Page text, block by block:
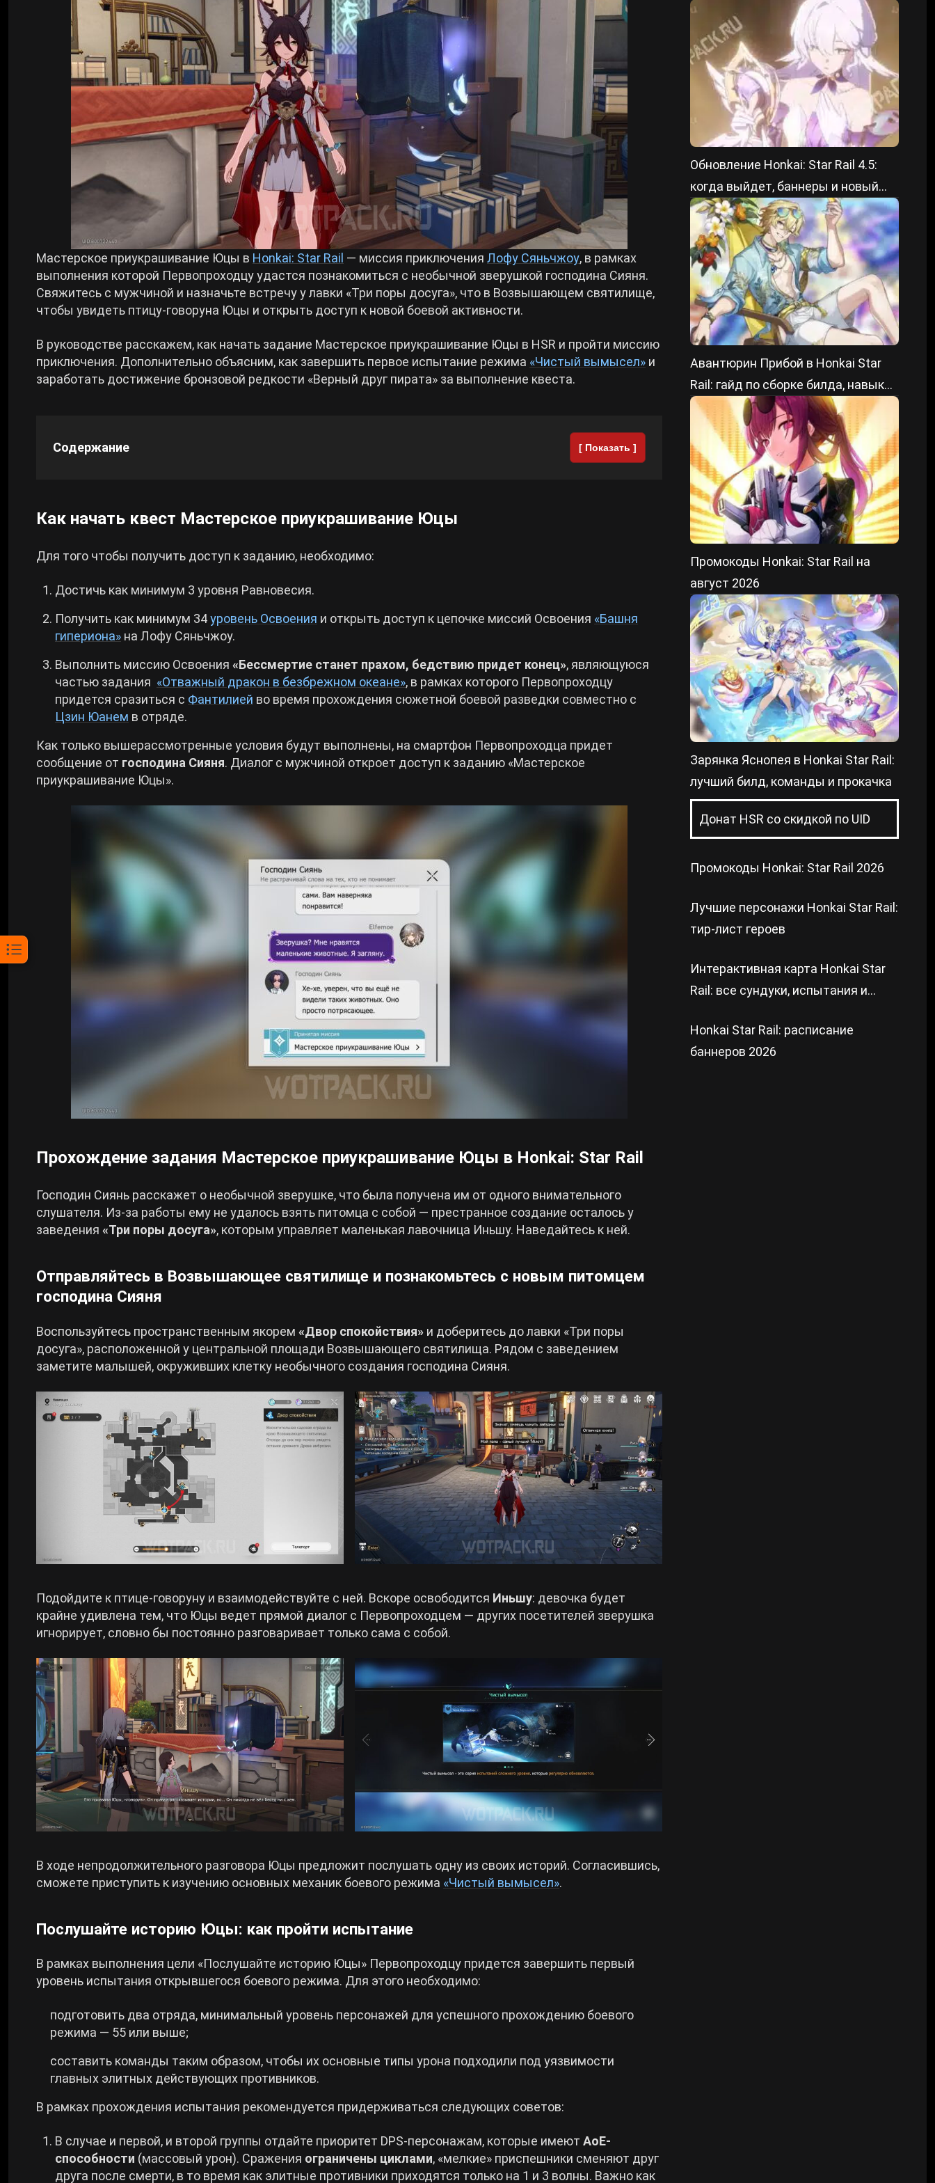
Crimson Desert
Zenless Zone Zero
Kingdom Come: Deliverance 2
Path of Exile 2
Roblox
Hogwarts Legacy
Cyberpunk 2077
Все игры
Билды Arknights: Endfield
Билды Wuthering Waves
Билды Cyberpunk 2077
Мастерское приукрашивание Юцы в Honkai: Star Rail — миссия приключения Лофу Сяньчжоу, в рамках
выполнения которой Первопроходцу удастся познакомиться с необычной зверушкой господина Сияня.
Свяжитесь с мужчиной и назначьте встречу у лавки «Три поры досуга», что в Возвышающем святилище,
чтобы увидеть птицу-говоруна Юцы и открыть доступ к новой боевой активности.
В руководстве расскажем, как начать задание Мастерское приукрашивание Юцы в HSR и пройти миссию
приключения. Дополнительно объясним, как завершить первое испытание режима «Чистый вымысел» и
заработать достижение бронзовой редкости «Верный друг пирата» за выполнение квеста.
Содержание [ Показать ]
Как начать квест Мастерское приукрашивание Юцы
Для того чтобы получить доступ к заданию, необходимо:
Достичь как минимум 3 уровня Равновесия.
Получить как минимум 34уровень Освоения и открыть доступ к цепочке миссий Освоения «Башня
гипериона» на Лофу Сяньчжоу.
Выполнить миссию Освоения «Бессмертие станет прахом, бедствию придет конец», являющуюся
частью задания «Отважный дракон в безбрежном океане», в рамках которого Первопроходцу
придется сразиться с Фантилией во время прохождения сюжетной боевой разведки совместно с
Цзин Юанем в отряде.
Как только вышерассмотренные условия будут выполнены, на смартфон Первопроходца придет
сообщение от господина Сияня. Диалог с мужчиной откроет доступ к заданию «Мастерское
приукрашивание Юцы».
Прохождение задания Мастерское приукрашивание Юцы в Honkai: Star Rail
Господин Сиянь расскажет о необычной зверушке, что была получена им от одного внимательного
слушателя. Из-за работы ему не удалось взять питомца с собой — престранное создание осталось у
заведения «Три поры досуга», которым управляет маленькая лавочница Иньшу. Наведайтесь к ней.
Отправляйтесь в Возвышающее святилище и познакомьтесь с новым питомцем
господина Сияня
Воспользуйтесь пространственным якорем «Двор спокойствия» и доберитесь до лавки «Три поры
досуга», расположенной у центральной площади Возвышающего святилища. Рядом с заведением
заметите малышей, окруживших клетку необычного создания господина Сияня.
Подойдите к птице-говоруну и взаимодействуйте с ней. Вскоре освободится Иньшу: девочка будет
крайне удивлена тем, что Юцы ведет прямой диалог с Первопроходцем — других посетителей зверушка
игнорирует, словно бы постоянно разговаривает только сама с собой.
В ходе непродолжительного разговора Юцы предложит послушать одну из своих историй. Согласившись,
сможете приступить к изучению основных механик боевого режима «Чистый вымысел».
Послушайте историю Юцы: как пройти испытание
В рамках выполнения цели «Послушайте историю Юцы» Первопроходцу придется завершить первый
уровень испытания открывшегося боевого режима. Для этого необходимо:
подготовить два отряда, минимальный уровень персонажей для успешного прохождению боевого
режима — 55 или выше;
составить команды таким образом, чтобы их основные типы урона подходили под уязвимости
главных элитных действующих противников.
В рамках прохождения испытания рекомендуется придерживаться следующих советов:
В случае и первой, и второй группы отдайте приоритет DPS-персонажам, которые имеют АоЕ-
способности (массовый урон). Сражения ограничены циклами, «мелкие» приспешники сменяют друг
друга после смерти, в то время как элитные противники приходятся только на 1 и 3 волны. Важно как
Обновление Honkai: Star Rail 4.5:
когда выйдет, баннеры и новый
контент
Авантюрин Прибой в Honkai Star
Rail: гайд по сборке билда, навыки
и лучшие отряды
Промокоды Honkai: Star Rail на
август 2026
Зарянка Яснопея в Honkai Star Rail:
лучший билд, команды и прокачка
Донат HSR со скидкой по UID
Промокоды Honkai: Star Rail 2026
Лучшие персонажи Honkai Star Rail:
тир-лист героев
Интерактивная карта Honkai Star
Rail: все сундуки, испытания и
Honkai Star Rail: расписание
баннеров 2026